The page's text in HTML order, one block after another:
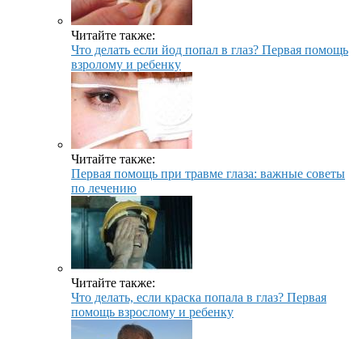
Читайте также:
Что делать если йод попал в глаз? Первая помощь
взролому и ребенку
Читайте также:
Первая помощь при травме глаза: важные советы
по лечению
Читайте также:
Что делать, если краска попала в глаз? Первая
помощь взрослому и ребенку